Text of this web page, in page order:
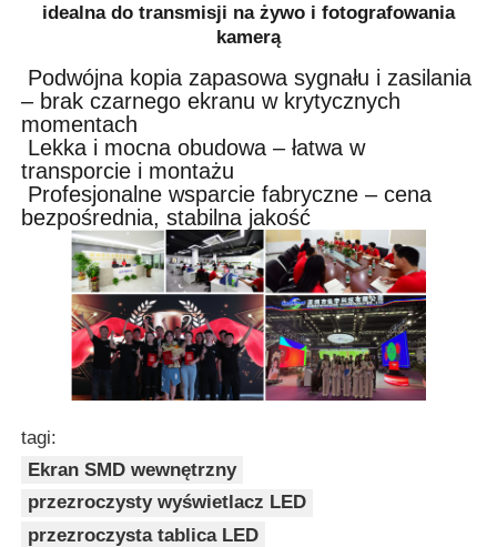
idealna do transmisji na żywo i fotografowania
kamerą
Podwójna kopia zapasowa sygnału i zasilania
– brak czarnego ekranu w krytycznych
momentach
Lekka i mocna obudowa – łatwa w
transporcie i montażu
Profesjonalne wsparcie fabryczne – cena
bezpośrednia, stabilna jakość
tagi:
Ekran SMD wewnętrzny
przezroczysty wyświetlacz LED
przezroczysta tablica LED